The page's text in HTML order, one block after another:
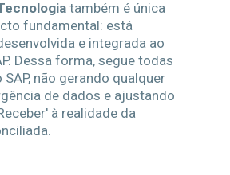
também é única
fundamental: está
e integrada ao
Dessa forma, segue todas
não gerando qualquer
de dados e ajustando
à realidade da